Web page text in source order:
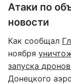
Атаки по
новости
Как сообщал
ноября
запуска
Донецкого